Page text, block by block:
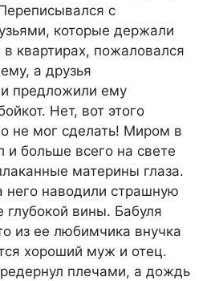
с
которые держали
квартирах, пожаловался
а друзья
и предложили ему
Нет, вот этого
не мог сделать! Миром в
больше всего на свете
материны глаза.
него наводили страшную
вины. Бабуля
из ее любимчика внучка
хороший муж и отец.
плечами, а дождь